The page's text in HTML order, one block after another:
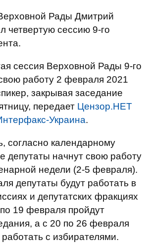
Рады Дмитрий
четвертую сессию 9-го
сессия Верховной Рады 9-го
работу 2 февраля 2021
закрывая заседание
передает Цензор.НЕТ
Украина.
согласно календарному
депутаты начнут свою работу
недели (2-5 февраля).
депутаты будут работать в
и депутатских фракциях
19 февраля пройдут
а с 20 по 26 февраля
с избирателями.